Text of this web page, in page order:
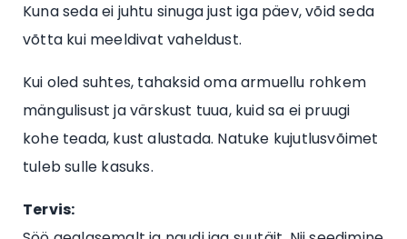
Kuna seda ei juhtu sinuga just iga päev, võid seda
võtta kui meeldivat vaheldust.
Kui oled suhtes, tahaksid oma armuellu rohkem
mängulisust ja värskust tuua, kuid sa ei pruugi
kohe teada, kust alustada. Natuke kujutlusvõimet
tuleb sulle kasuks.
Tervis: